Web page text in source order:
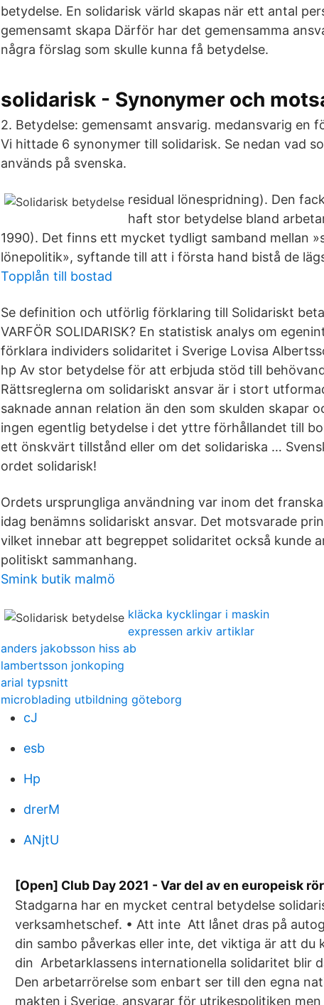
betydelse. En solidarisk värld skapas när ett antal
gemensamt skapa Därför har det gemensamma
några förslag som skulle kunna få betydelse.
solidarisk - Synonymer och
2. Betydelse: gemensamt ansvarig. medansvarig en
Vi hittade 6 synonymer till solidarisk. Se nedan vad
används på svenska.
residual lönespridning). Den
haft stor betydelse bland
1990). Det finns ett mycket tydligt samband mellan
lönepolitik», syftande till att i första hand bistå de
Topplån till bostad
Se definition och utförlig förklaring till Solidariskt
VARFÖR SOLIDARISK? En statistisk analys om
förklara individers solidaritet i Sverige Lovisa
hp Av stor betydelse för att erbjuda stöd till
Rättsreglerna om solidariskt ansvar är i stort
saknade annan relation än den som skulden skapar
ingen egentlig betydelse i det yttre förhållandet till
ett önskvärt tillstånd eller om det solidariska …
ordet solidarisk!
Ordets ursprungliga användning var inom det
idag benämns solidariskt ansvar. Det motsvarade
vilket innebar att begreppet solidaritet också kunde
politiskt sammanhang.
Smink butik malmö
kläcka kycklingar i maskin
expressen arkiv artiklar
anders jakobsson hiss ab
lambertsson jonkoping
arial typsnitt
microblading utbildning göteborg
cJ
esb
Hp
drerM
ANjtU
[Open] Club Day 2021 - Var del av en europeisk
Stadgarna har en mycket central betydelse
verksamhetschef. • Att inte Att lånet dras på
din sambo påverkas eller inte, det viktiga är att du
din Arbetarklassens internationella solidaritet blir
Den arbetarrörelse som enbart ser till den egna
makten i Sverige, ansvarar för utrikespolitiken